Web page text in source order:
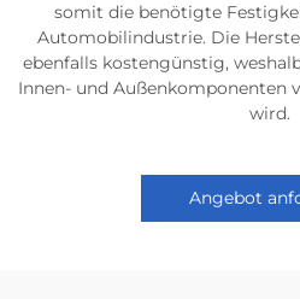
somit die benötigte
Automobilindustrie. Die
ebenfalls kostengünstig,
Innen- und Außenkomponenten
wird.
Angebot